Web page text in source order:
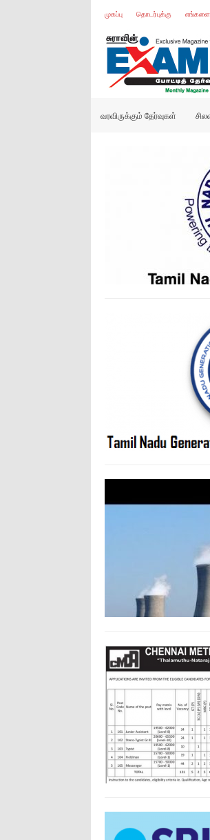
முகப்பு தொடர்புக்கு
வரவிருக்கும் தேர்வுகள்